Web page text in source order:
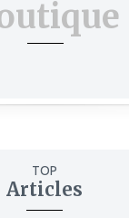
TOP
Articles